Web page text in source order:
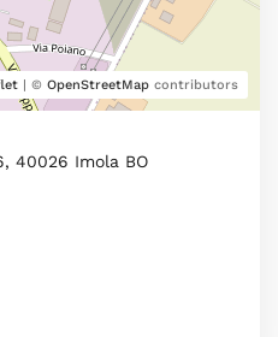
| © OpenStreetMap contributors
40026 Imola BO